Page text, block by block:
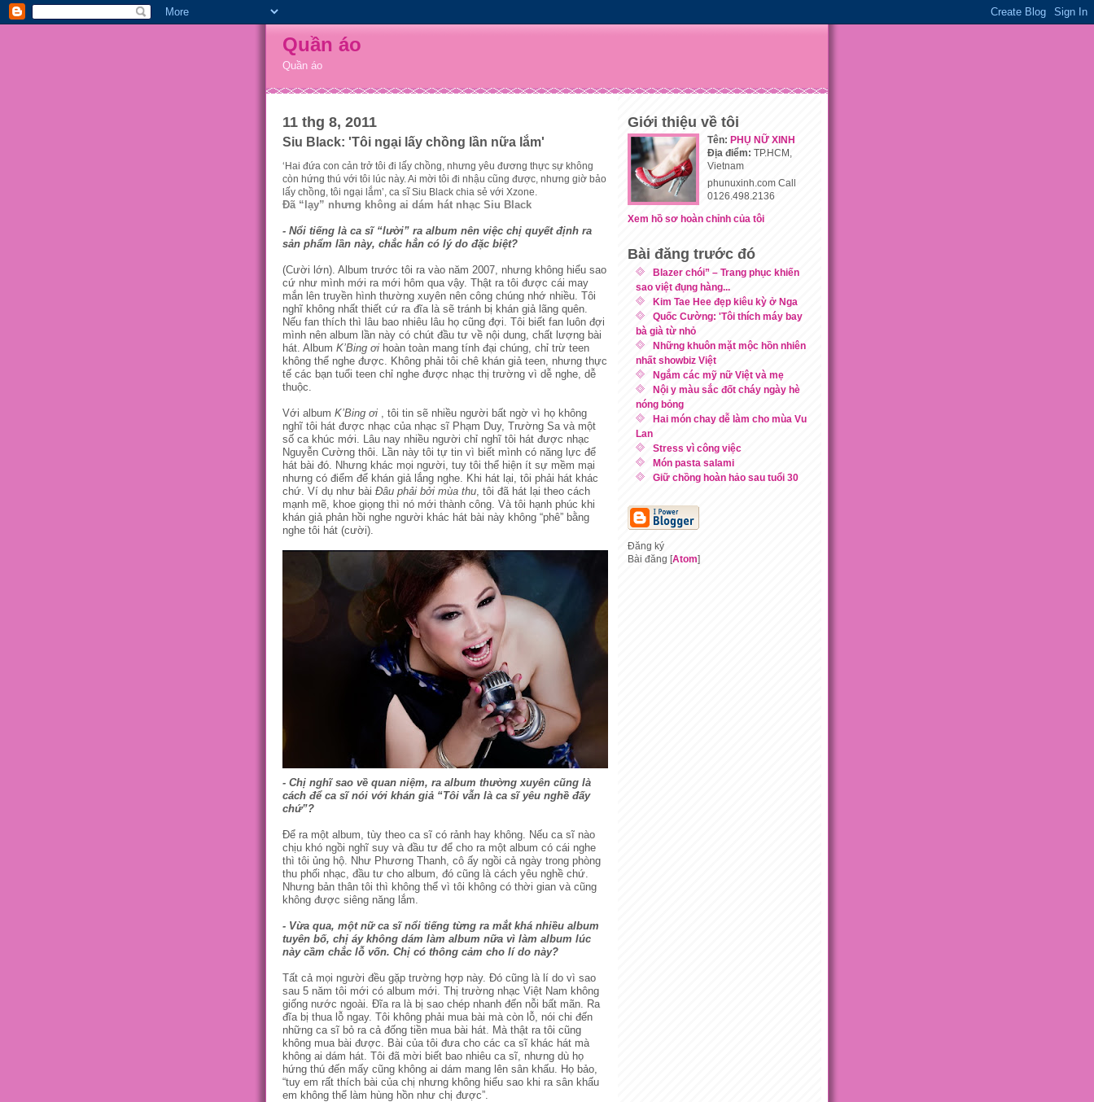
Quần áo
Quần áo
11 thg 8, 2011
Siu Black: 'Tôi ngại lấy chồng lần nữa lắm'
‘Hai đứa con cản trở tôi đi lấy chồng, nhưng yêu đương thực sự không
còn hứng thú với tôi lúc này. Ai mời tôi đi nhậu cũng được, nhưng giờ bảo
lấy chồng, tôi ngại lắm’, ca sĩ Siu Black chia sẻ với Xzone.
Đã “lạy” nhưng không ai dám hát nhạc Siu Black
- Nổi tiếng là ca sĩ “lười” ra album nên việc chị quyết định ra
sản phẩm lần này, chắc hẳn có lý do đặc biệt?
(Cười lớn). Album trước tôi ra vào năm 2007, nhưng không hiểu sao
cứ như mình mới ra mới hôm qua vậy. Thật ra tôi được cái may
mắn lên truyền hình thường xuyên nên công chúng nhớ nhiều. Tôi
nghĩ không nhất thiết cứ ra đĩa là sẽ tránh bị khán giả lãng quên.
Nếu fan thích thì lâu bao nhiêu lâu họ cũng đợi. Tôi biết fan luôn đợi
mình nên album lần này có chút đầu tư về nội dung, chất lượng bài
hát. Album K’Bing ơi hoàn toàn mang tính đại chúng, chỉ trừ teen
không thể nghe được. Không phải tôi chê khán giả teen, nhưng thực
tế các bạn tuổi teen chỉ nghe được nhạc thị trường vì dễ nghe, dễ
thuộc.
Với album K’Bing ơi
, tôi tin sẽ nhiều người bất ngờ vì họ không
nghĩ tôi hát được nhạc của nhạc sĩ Phạm Duy, Trường Sa và một
số ca khúc mới. Lâu nay nhiều người chỉ nghĩ tôi hát được nhạc
Nguyễn Cường thôi. Lần này tôi tự tin vì biết mình có năng lực để
hát bài đó. Nhưng khác mọi người, tuy tôi thể hiện ít sự mềm mại
nhưng có điểm để khán giả lắng nghe. Khi hát lại, tôi phải hát khác
chứ. Ví dụ như bài Đâu phải bởi mùa thu , tôi đã hát lại theo cách
mạnh mẽ, khoe giọng thì nó mới thành công. Và tôi hạnh phúc khi
khán giả phản hồi nghe người khác hát bài này không “phê” bằng
nghe tôi hát (cười).
- Chị nghĩ sao về quan niệm, ra album thường xuyên cũng là
cách để ca sĩ nói với khán giả “Tôi vẫn là ca sĩ yêu nghề đấy
chứ”?
Để ra một album, tùy theo ca sĩ có rảnh hay không. Nếu ca sĩ nào
chịu khó ngồi nghĩ suy và đầu tư để cho ra một album có cái nghe
thì tôi ủng hộ. Như Phương Thanh, cô ấy ngồi cả ngày trong phòng
thu phối nhạc, đầu tư cho album, đó cũng là cách yêu nghề chứ.
Nhưng bản thân tôi thì không thể vì tôi không có thời gian và cũng
không được siêng năng lắm.
- Vừa qua, một nữ ca sĩ nổi tiếng từng ra mắt khá nhiều album
tuyên bố, chị áy không dám làm album nữa vì làm album lúc
này cầm chắc lỗ vốn. Chị có thông cảm cho lí do này?
Tất cả mọi người đều gặp trường hợp này. Đó cũng là lí do vì sao
sau 5 năm tôi mới có album mới. Thị trường nhạc Việt Nam không
giống nước ngoài. Đĩa ra là bị sao chép nhanh đến nỗi bất mãn. Ra
đĩa bị thua lỗ ngay. Tôi không phải mua bài mà còn lỗ, nói chi đến
những ca sĩ bỏ ra cả đống tiền mua bài hát. Mà thật ra tôi cũng
không mua bài được. Bài của tôi đưa cho các ca sĩ khác hát mà
không ai dám hát. Tôi đã mời biết bao nhiêu ca sĩ, nhưng dù họ
hứng thú đến mấy cũng không ai dám mang lên sân khấu. Họ bảo,
“tuy em rất thích bài của chị nhưng không hiểu sao khi ra sân khấu
em không thể làm hùng hồn như chị được”.
Giới thiệu về tôi
Tên: PHỤ NỮ XINH
Địa điểm: TP.HCM,
Vietnam
phunuxinh.com Call
0126.498.2136
Xem hồ sơ hoàn chỉnh của tôi
Bài đăng trước đó
Blazer chói” – Trang phục khiến
sao việt đụng hàng...
Kim Tae Hee đẹp kiêu kỳ ở Nga
Quốc Cường: 'Tôi thích máy bay
bà già từ nhỏ
Những khuôn mặt mộc hồn nhiên
nhất showbiz Việt
Ngắm các mỹ nữ Việt và mẹ
Nội y màu sắc đốt cháy ngày hè
nóng bỏng
Hai món chay dễ làm cho mùa Vu
Lan
Stress vì công việc
Món pasta salami
Giữ chồng hoàn hảo sau tuổi 30
Đăng ký
Bài đăng [Atom]